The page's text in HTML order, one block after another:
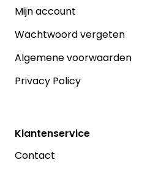
Mijn account
Wachtwoord vergeten
Algemene voorwaarden
Privacy Policy
Klantenservice
Contact